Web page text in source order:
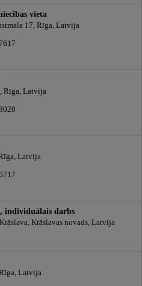
vieta
17, Rīga, Latvija
Rīga, Latvija
Latvija
individuālais darbs
Krāslavas novads, Latvija
Latvija